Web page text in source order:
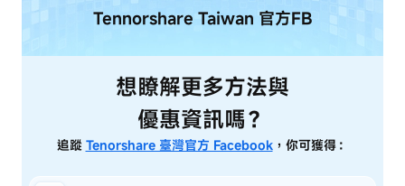
Tennorshare Taiwan 官方FB
想瞭解更多方法與
優惠資訊嗎？
追蹤 Tenorshare 臺灣官方 Facebook，你可獲得：